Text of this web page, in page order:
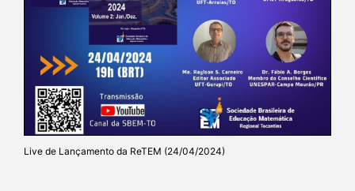
Live de Lançamento da ReTEM (24/04/2024)